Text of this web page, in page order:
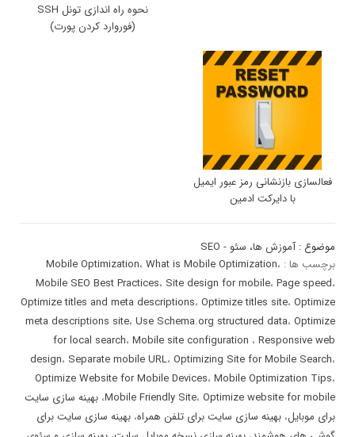
نحوه راه اندازی تونل SSH
(فوروارد کردن پورت)
فعالسازی بازنشانی رمز عبور ایمیل
با دایرکت ادمین
موضوع :آموزش ها، سئو - SEO
برچسب ها :
Mobile Optimization، What is Mobile Optimization،
Mobile SEO Best Practices، Site design for mobile، Page speed،
Optimize titles and meta descriptions، Optimize titles site، Optimize
meta descriptions site، Use Schema.org structured data، Optimize
for local search، Mobile site configuration ، Responsive web
design، Separate mobile URL، Optimizing Site for Mobile Search،
Optimize Website for Mobile Devices، Mobile Optimization Tips،
Mobile Friendly Site، Optimize website for mobile ، بهینه سازی سایت
برای موبایل، بهینه سازی سایت برای تلفن همراه، بهینه سازی سایت برای